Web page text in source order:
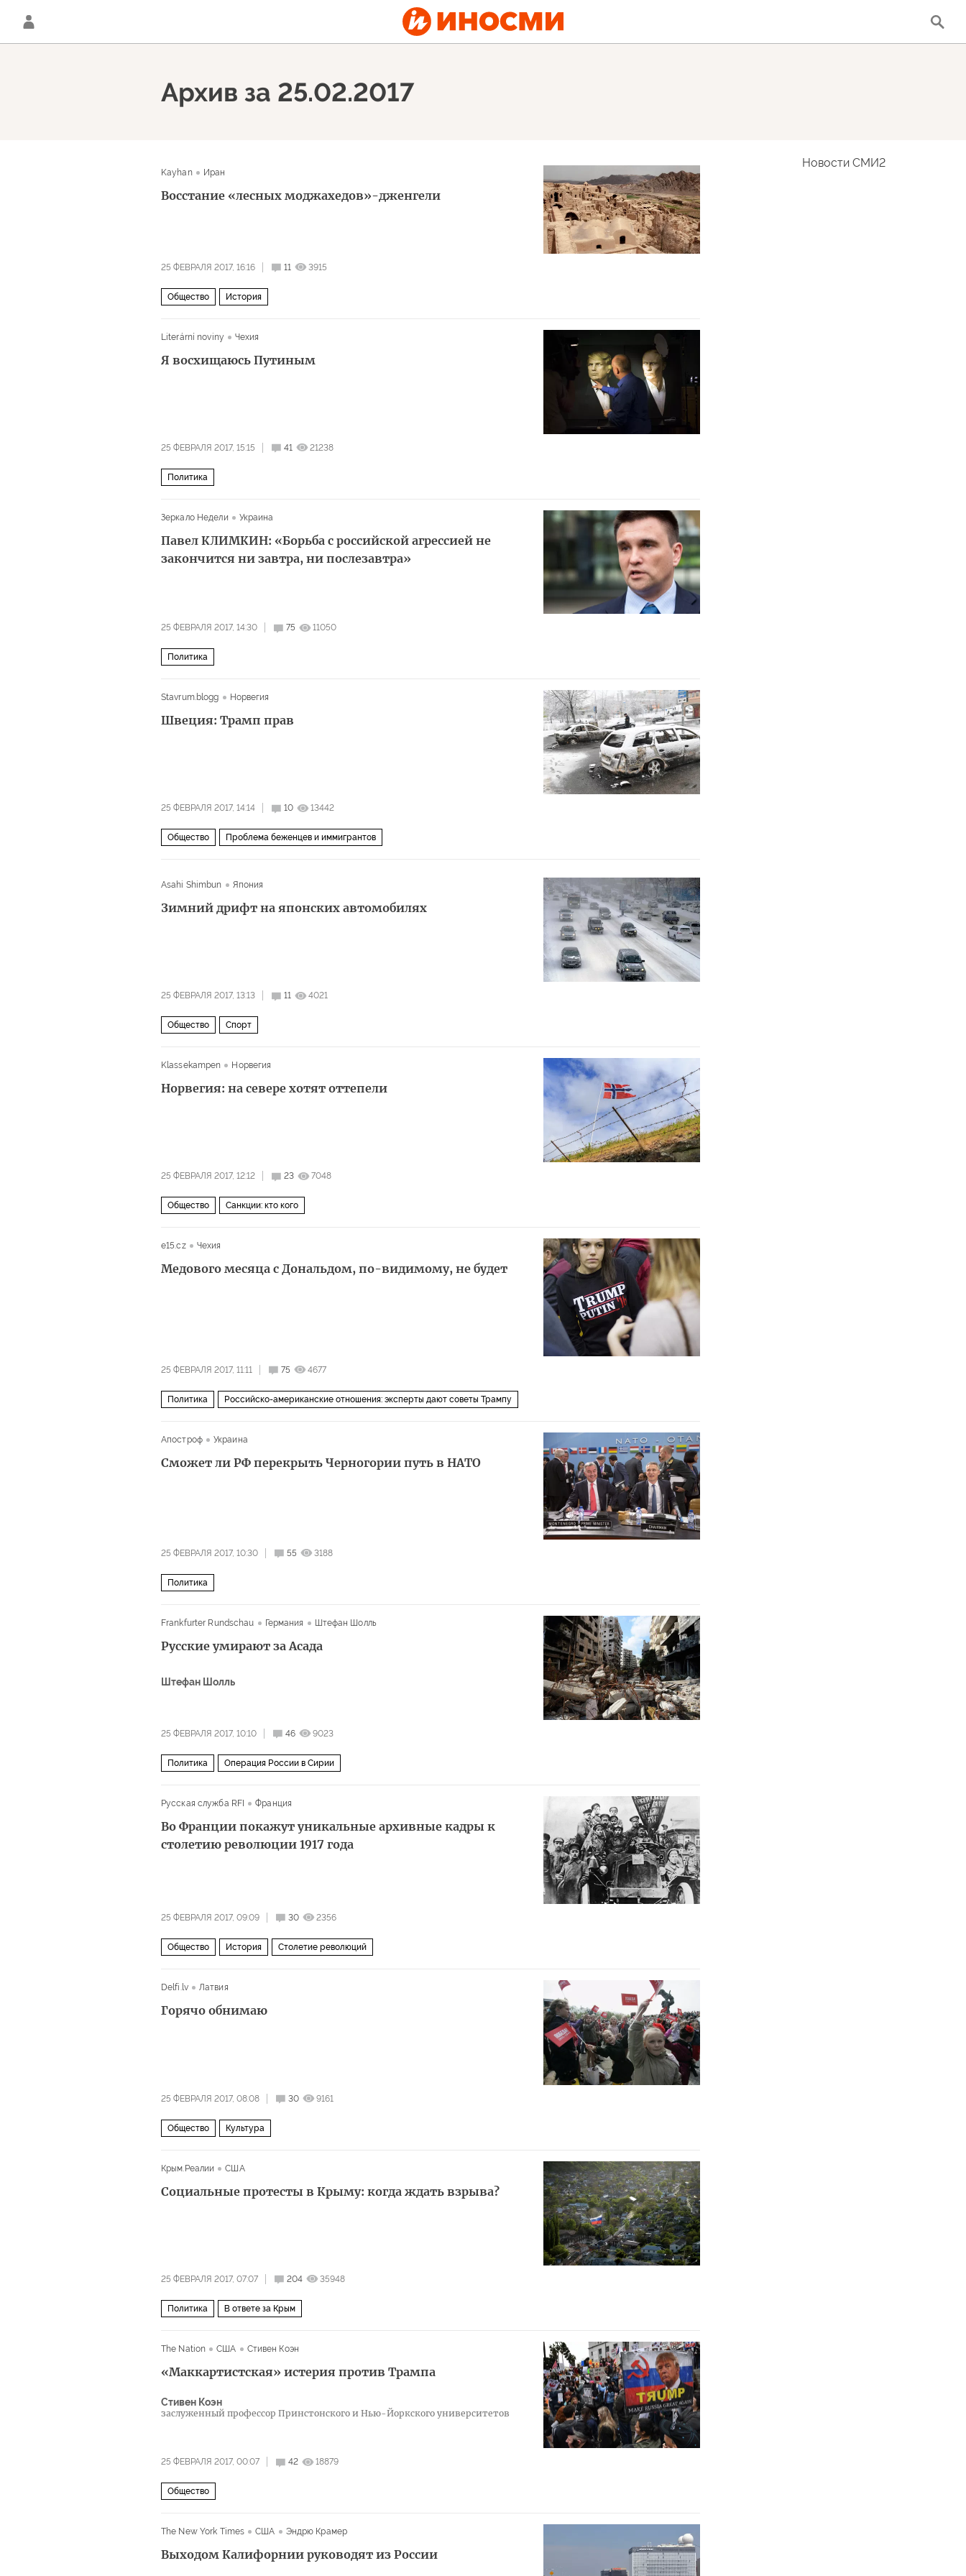
Архив за 25.02.2017
Kayhan Иран
Восстание «лесных моджахедов»-дженгели
25 ФЕВРАЛЯ 2017, 16:16 11 3915
Общество История
Literární noviny Чехия
Я восхищаюсь Путиным
25 ФЕВРАЛЯ 2017, 15:15 41 21238
Политика
Зеркало Недели Украина
Павел КЛИМКИН: «Борьба с российской агрессией не
закончится ни завтра, ни послезавтра»
25 ФЕВРАЛЯ 2017, 14:30 75 11050
Политика
Stavrum.blogg Норвегия
Швеция: Трамп прав
25 ФЕВРАЛЯ 2017, 14:14 10 13442
Общество Проблема беженцев и иммигрантов
Asahi Shimbun Япония
Зимний дрифт на японских автомобилях
25 ФЕВРАЛЯ 2017, 13:13 11 4021
Общество Спорт
Klassekampen Норвегия
Норвегия: на севере хотят оттепели
25 ФЕВРАЛЯ 2017, 12:12 23 7048
Общество Санкции: кто кого
e15.cz Чехия
Медового месяца с Дональдом, по-видимому, не будет
25 ФЕВРАЛЯ 2017, 11:11 75 4677
Политика Российско-американские отношения: эксперты дают советы Трампу
Апостроф Украина
Сможет ли РФ перекрыть Черногории путь в НАТО
25 ФЕВРАЛЯ 2017, 10:30 55 3188
Политика
Frankfurter Rundschau Германия Штефан Шолль
Русские умирают за Асада
Штефан Шолль
25 ФЕВРАЛЯ 2017, 10:10 46 9023
Политика Операция России в Сирии
Русская служба RFI Франция
Во Франции покажут уникальные архивные кадры к
столетию революции 1917 года
25 ФЕВРАЛЯ 2017, 09:09 30 2356
Общество История Столетие революций
Delfi.lv Латвия
Горячо обнимаю
25 ФЕВРАЛЯ 2017, 08:08 30 9161
Общество Культура
Крым.Реалии США
Социальные протесты в Крыму: когда ждать взрыва?
25 ФЕВРАЛЯ 2017, 07:07 204 35948
Политика В ответе за Крым
The Nation США Стивен Коэн
«Маккартистская» истерия против Трампа
Стивен Коэн
заслуженный профессор Принстонского и Нью-Йоркского университетов
25 ФЕВРАЛЯ 2017, 00:07 42 18879
Общество
The New York Times США Эндрю Крамер
Выходом Калифорнии руководят из России
Новости СМИ2